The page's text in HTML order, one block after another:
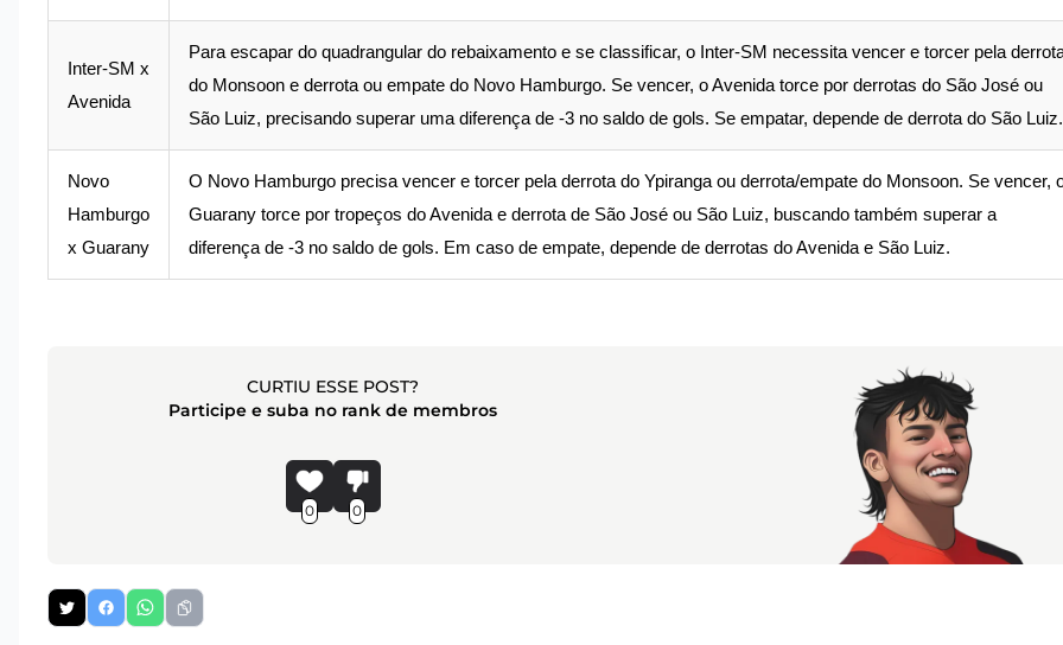
Inter-SM x
Avenida
Para escapar do quadrangular do rebaixamento e se classificar, o Inter-SM necessita vencer e torcer pela
do Monsoon e derrota ou empate do Novo Hamburgo. Se vencer, o Avenida torce por derrotas do São José ou
São Luiz, precisando superar uma diferença de -3 no saldo de gols. Se empatar, depende de derrota do São Luiz.
Novo
Hamburgo
x Guarany
O Novo Hamburgo precisa vencer e torcer pela derrota do Ypiranga ou derrota/empate do Monsoon. Se vencer,
Guarany torce por tropeços do Avenida e derrota de São José ou São Luiz, buscando também superar a
diferença de -3 no saldo de gols. Em caso de empate, depende de derrotas do Avenida e São Luiz.
CURTIU ESSE POST?
Participe e suba no rank de membros
0 0